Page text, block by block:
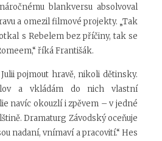
blankversu absolvoval
a omezil filmové projekty. „Tak
s Rebelem bez příčiny, tak se
říká Františák.
pojmout hravě, nikoli dětinsky.
a vkládám do nich vlastní
navíc okouzlí i zpěvem – v jedné
Dramaturg Závodský oceňuje
nadaní, vnímaví a pracovití.“ Hes